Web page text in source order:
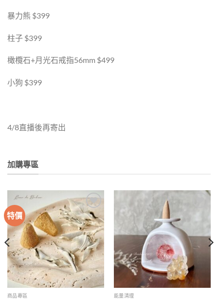
暴力熊 $399
柱子 $399
橄欖石+月光石戒指56mm $499
小狗 $399
4/8直播後再寄出
加購專區
特價
加入
收藏
商品專區
收藏
能量清理